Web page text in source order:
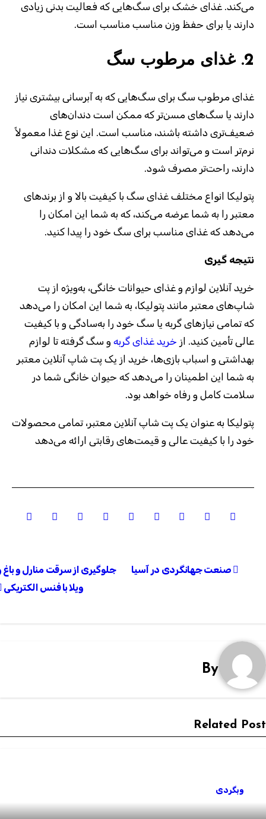
می‌کند. غذای خشک برای سگ‌هایی که فعالیت بدنی زیادی
دارند یا برای حفظ وزن مناسب مناسب است.
2. غذای مرطوب سگ
غذای مرطوب سگ برای سگ‌هایی که به آبرسانی بیشتری نیاز
دارند یا سگ‌های مسن‌تر که ممکن است دندان‌های
ضعیف‌تری داشته باشند، مناسب است. این نوع غذا معمولاً
نرم‌تر است و می‌تواند برای سگ‌هایی که مشکلات دندانی
دارند، راحت‌تر مصرف شود.
پتولیکا انواع مختلف غذای سگ با کیفیت بالا و از برندهای
معتبر را به شما عرضه می‌کند، که به شما این امکان را
می‌دهد که غذای مناسب برای سگ خود را پیدا کنید.
نتیجه ‌گیری
خرید آنلاین لوازم و غذای حیوانات خانگی، به‌ویژه از پت
شاپ‌های معتبر مانند پتولیکا، به شما این امکان را می‌دهد
که تمامی نیازهای گربه یا سگ خود را به‌سادگی و با کیفیت
عالی تأمین کنید. از خرید غذای گربهو سگ گرفته تا لوازم
بهداشتی و اسباب بازی‌ها، خرید از یک پت شاپ آنلاین معتبر
به شما این اطمینان را می‌دهد که حیوان خانگی شما در
سلامت کامل و رفاه خواهد بود.
پتولیکا به عنوان یک پت شاپ آنلاین معتبر، تمامی محصولات
خود را با کیفیت عالی و قیمت‌های رقابتی ارائه می‌دهد
صنعت جهانگردی در آسیا
جلوگیری از سرقت منارل و باغ
ویلا با فنس الکتریکی
By
Related Post
وبگردی